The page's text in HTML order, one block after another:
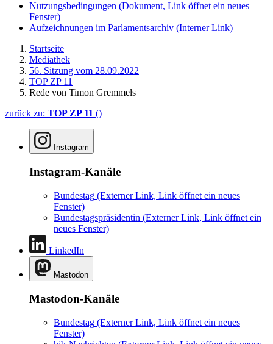
Nutzungsbedingungen (Dokument, Link öffnet ein neues
Fenster)
Aufzeichnungen im Parlamentsarchiv (Interner Link)
Startseite
Mediathek
56. Sitzung vom 28.09.2022
TOP ZP 11
Rede von Timon Gremmels
zurück zu: TOP ZP 11 ()
Instagram
Instagram-Kanäle
Bundestag (Externer Link, Link öffnet ein neues
Fenster)
Bundestagspräsidentin (Externer Link, Link öffnet ein
neues Fenster)
LinkedIn
Mastodon
Mastodon-Kanäle
Bundestag (Externer Link, Link öffnet ein neues
Fenster)